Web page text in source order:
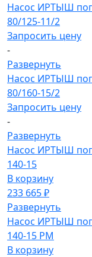
Насос ИРТЫШ
80/125-11/2
Запросить цену
-
Развернуть
Насос ИРТЫШ
80/160-15/2
Запросить цену
-
Развернуть
Насос ИРТЫШ
140-15
В корзину
233 665 ₽
Развернуть
Насос ИРТЫШ
140-15 РМ
В корзину